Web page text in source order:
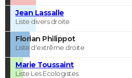
Jean Lassalle
Liste divers droite
Florian Philippot
Liste d'extrême droite
Marie Toussaint
Liste Les Ecologistes